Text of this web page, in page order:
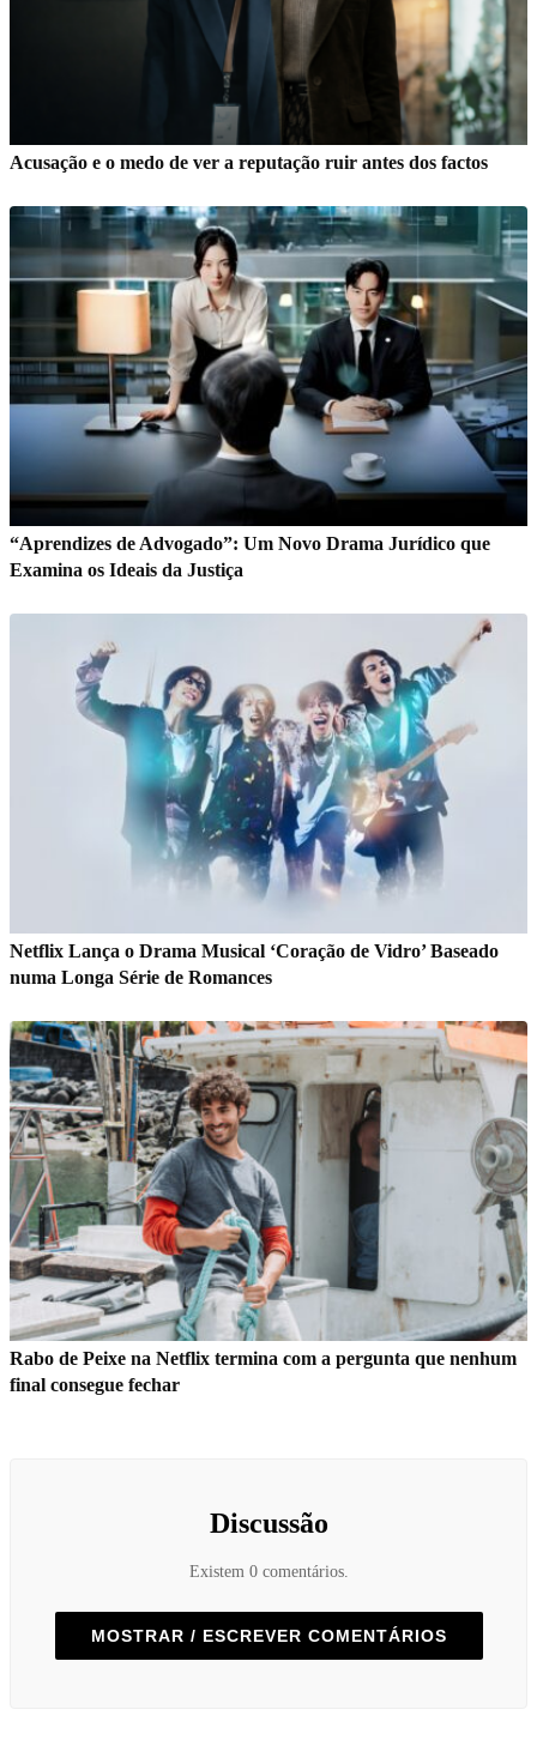
Acusação e o medo de ver a reputação ruir antes dos factos
“Aprendizes de Advogado”: Um Novo Drama Jurídico que
Examina os Ideais da Justiça
Netflix Lança o Drama Musical ‘Coração de Vidro’ Baseado
numa Longa Série de Romances
Rabo de Peixe na Netflix termina com a pergunta que nenhum
final consegue fechar
Discussão
Existem 0 comentários.
MOSTRAR / ESCREVER COMENTÁRIOS